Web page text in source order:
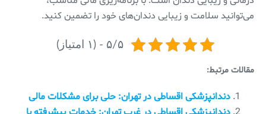
می‌توانید سلامت و زیبایی دندان‌های خود را تضمین کنید.
۵/۵ - (۱ امتیاز)
مقالات مرتبط:
دندانپزشکی اقساطی در تهران: حلی برای مشکلات مالی